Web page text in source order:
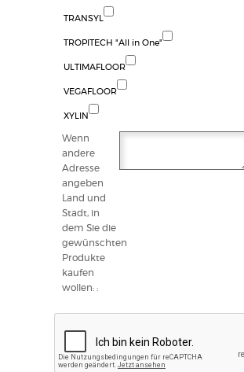
TRANSYL
TROPITECH "All in One"
ULTIMAFLOOR
VEGAFLOOR
XYLIN
Wenn
andere
Adresse
angeben
Land und
Stadt, in
dem Sie die
gewünschten
Produkte
kaufen
wollen: :